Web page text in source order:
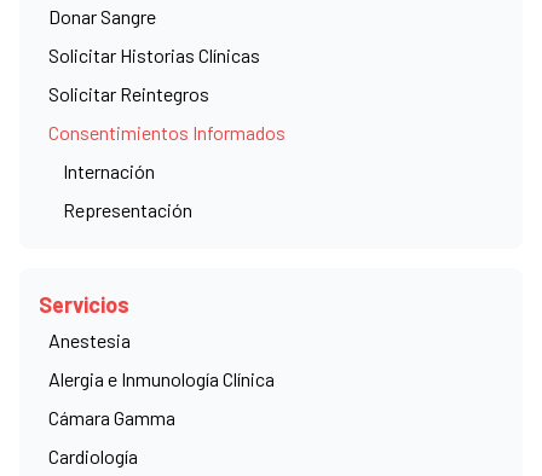
Donar Sangre
Solicitar Historias Clínicas
Solicitar Reintegros
Consentimientos Informados
Internación
Representación
Servicios
Anestesia
Alergia e Inmunología Clínica
Cámara Gamma
Cardiología
Jefe de Servicio
Dr. Emiliano Petón
Seguinos y encontrá toda nuestra
información en tus redes sociales favoritas.